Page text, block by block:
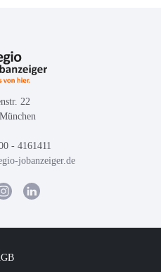
22
- 4161411
jobanzeiger.de